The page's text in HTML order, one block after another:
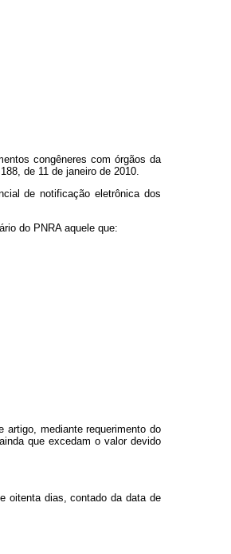
congêneres com órgãos da
de 11 de janeiro de 2010.
de notificação eletrônica dos
do PNRA aquele que:
mediante requerimento do
que excedam o valor devido
oitenta dias, contado da data de